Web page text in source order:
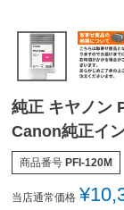
純正 キヤノン
Canon純正イ
商品番号 PFI-120M
当店通常価格 ¥